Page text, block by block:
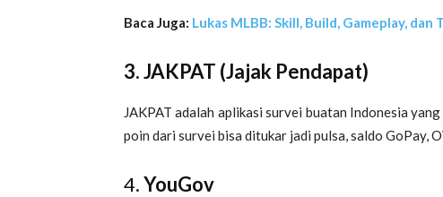
Baca Juga: Lukas MLBB: Skill, Build, Gameplay, dan
3. JAKPAT (Jajak Pendapat)
JAKPAT adalah aplikasi survei buatan Indonesia
poin dari survei bisa ditukar jadi pulsa, saldo GoPay,
4.YouGov